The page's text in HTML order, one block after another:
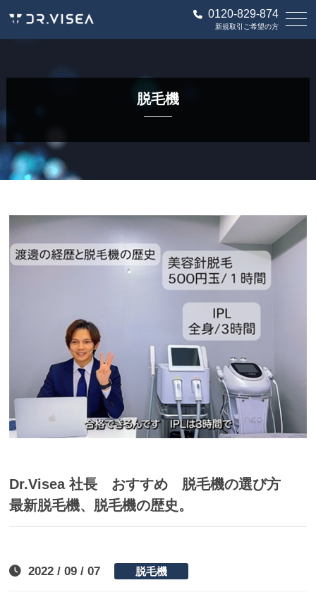
新規取引ご希望の方
0120-829-874
脱毛機
Dr.Visea 社長 おすすめ 脱毛機の選び方
最新脱毛機、脱毛機の歴史。
2022 / 09 / 07 脱毛機